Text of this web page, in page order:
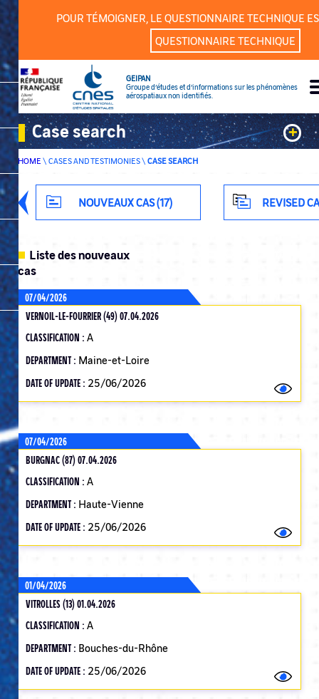
POUR TÉMOIGNER, LE QUESTIONNAIRE TECHNIQUE
QUESTIONNAIRE TECHNIQUE
GEIPAN
Groupe d’études et d’informations sur les phénomènes
aérospatiaux non identifiés.
Case search +
Keywords
Classification
ADVANCED SEARCH
NOUVEAUX CAS (17) REVISED
HOME \ CASES AND TESTIMONIES\ CASE SEARCH
Liste des nouveaux
cas
07/04/2026
VERNOIL-LE-FOURRIER (49) 07.04.2026
CLASSIFICATION : A
DEPARTMENT : Maine-et-Loire
DATE OF UPDATE : 25/06/2026
07/04/2026
BURGNAC (87) 07.04.2026
CLASSIFICATION : A
DEPARTMENT : Haute-Vienne
DATE OF UPDATE : 25/06/2026
01/04/2026
VITROLLES (13) 01.04.2026
CLASSIFICATION : A
DEPARTMENT : Bouches-du-Rhône
DATE OF UPDATE : 25/06/2026